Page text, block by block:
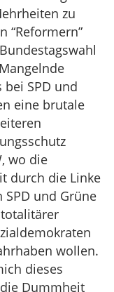
zu
“Reformern”
SPD und
eine brutale
wo die
durch die Linke
und Grüne
wollen.
dieses
Dummheit